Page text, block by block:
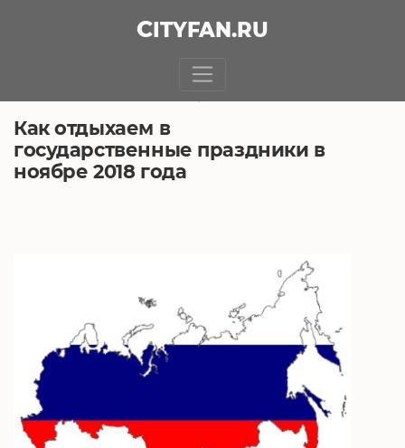
CITYFAN.RU
Как отдыхаем в
государственные праздники в
ноябре 2018 года